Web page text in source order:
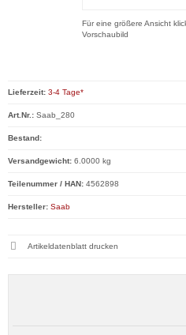
Für eine größere Ansicht
Vorschaubild
Lieferzeit: 3-4 Tage*
Art.Nr.: Saab_280
Bestand:
Versandgewicht: 6.0000 kg
Teilenummer / HAN: 4562898
Hersteller: Saab
Artikeldatenblatt drucken